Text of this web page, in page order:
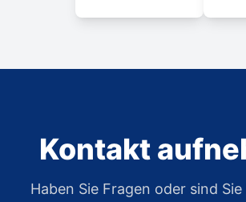
Kontakt
Haben Sie Fragen oder sind